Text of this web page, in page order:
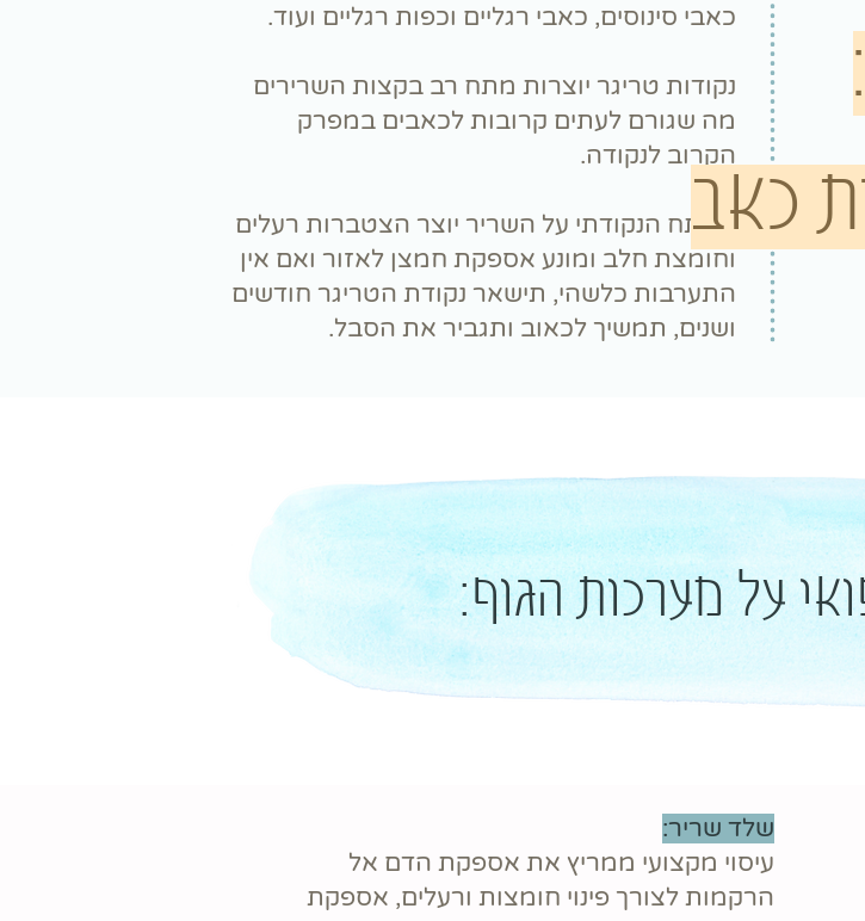
כאבי סינוסים, כאבי רגליים וכפות רגליים ועוד.
נקודות טריגר יוצרות מתח רב בקצות השרירים
מה שגורם לעתים קרובות לכאבים במפרק
הקרוב לנקודה.
המתח הנקודתי על השריר יוצר הצטברות רעלים
וחומצת חלב ומונע אספקת חמצן לאזור ואם אין
התערבות כלשהי, תישאר נקודת הטריגר חודשים
ושנים, תמשיך לכאוב ותגביר את הסבל.
כאב
על מערכות הגוף:
שלד שריר:
עיסוי מקצועי ממריץ את אספקת הדם אל
הרקמות לצורך פינוי חומצות ורעלים, אספקת